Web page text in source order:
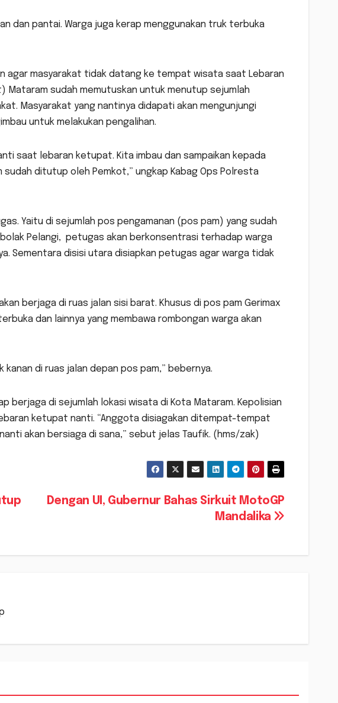
dan pantai. Warga juga kerap menggunakan truk terbuka
agar masyarakat tidak datang ke tempat wisata saat Lebaran
Mataram sudah memutuskan untuk menutup sejumlah
Masyarakat yang nantinya didapati akan mengunjungi
untuk melakukan pengalihan.
saat lebaran ketupat. Kita imbau dan sampaikan kepada
ditutup oleh Pemkot,” ungkap Kabag Ops Polresta
Yaitu di sejumlah pos pengamanan (pos pam) yang sudah
Pelangi, petugas akan berkonsentrasi terhadap warga
Sementara disisi utara disiapkan petugas agar warga tidak
berjaga di ruas jalan sisi barat. Khusus di pos pam Gerimax
dan lainnya yang membawa rombongan warga akan
di ruas jalan depan pos pam,” bebernya.
di sejumlah lokasi wisata di Kota Mataram. Kepolisian
ketupat nanti. “Anggota disiagakan ditempat-tempat
akan bersiaga di sana,” sebut jelas Taufik. (hms/zak)
Dengan UI, Gubernur Bahas Sirkuit MotoGP
Mandalika